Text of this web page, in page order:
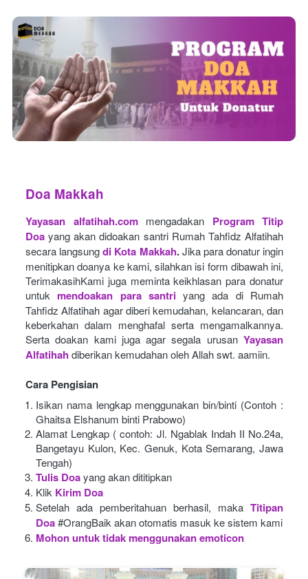
Doa Makkah
Yayasan alfatihah.com mengadakan
Program Titip
Doa yang akan didoakan santri Rumah Tahfidz Alfatihah
secara langsung di Kota Makkah. Jika para donatur ingin
menitipkan doanya ke kami, silahkan isi form dibawah ini,
TerimakasihKami juga meminta keikhlasan para donatur
untuk mendoakan para santri yang ada di Rumah
Tahfidz Alfatihah agar diberi kemudahan, kelancaran, dan
keberkahan dalam menghafal serta mengamalkannya.
Serta doakan kami juga agar segala urusan Yayasan
Alfatihah diberikan kemudahan oleh Allah swt. aamiin.
Cara Pengisian
Isikan nama lengkap menggunakan bin/binti (Contoh :
Ghaitsa Elshanum binti Prabowo)
Alamat Lengkap ( contoh: Jl. Ngablak Indah II No.24a,
Bangetayu Kulon, Kec. Genuk, Kota Semarang, Jawa
Tengah)
Tulis Doayang akan dititipkan
Klik Kirim Doa
Setelah ada pemberitahuan berhasil, maka Titipan
Doa#OrangBaik akan otomatis masuk ke sistem kami
Mohon untuk tidak menggunakan emoticon